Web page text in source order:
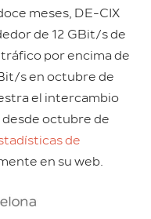
meses, DE-CIX
de 12 GBit/s de
por encima de
s en octubre de
el intercambio
octubre de
de
en su web.